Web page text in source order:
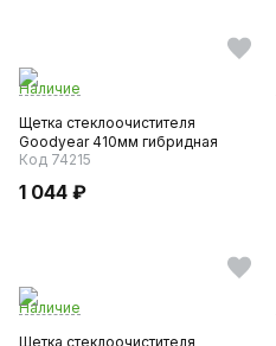
Наличие
Щетка стеклоочистителя
Goodyear 410мм гибридная
Код 74215
1 044 ₽
Наличие
Щетка стеклоочистителя